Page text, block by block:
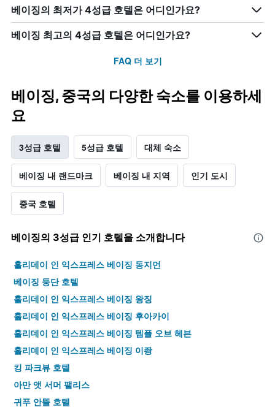
베이징​의 최저가 4성급 호텔은 어디인가요?
베이징 최고의 4성급​ 호텔은 어디인가요?
FAQ 더 보기
베이징, 중국​의 다양한 숙소를 이용하세
요
3성급 호텔 5성급 호텔 대체 숙소
베이징 내 랜드마크 베이징 내 지역 인기 도시
중국 호텔
베이징​의 3​성급 인기 호텔을 소개합니다
홀리데이 인 익스프레스 베이징 동지먼
베이징 둥단 호텔
홀리데이 인 익스프레스 베이징 왕징
홀리데이 인 익스프레스 베이징 후아카이
홀리데이 인 익스프레스 베이징 템플 오브 헤븐
홀리데이 인 익스프레스 베이징 이좡
킹 파크뷰 호텔
아만 앳 서머 팰리스
귀푸 안뜰 호텔